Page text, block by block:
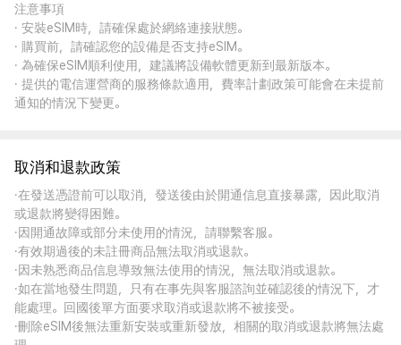
注意事項
· 安裝eSIM時，請確保處於網絡連接狀態。
· 購買前，請確認您的設備是否支持eSIM。
· 為確保eSIM順利使用，建議將設備軟體更新到最新版本。
· 提供的電信運營商的服務條款適用，費率計劃政策可能會在未提前
通知的情況下變更。
取消和退款政策
·在發送憑證前可以取消，發送後由於開通信息直接暴露，因此取消
或退款將變得困難。
·因開通故障或部分未使用的情況，請聯繫客服。
·有效期過後的未註冊商品無法取消或退款。
·因未熟悉商品信息導致無法使用的情況，無法取消或退款。
·如在當地發生問題，只有在事先與客服諮詢並確認後的情況下，才
能處理。回國後單方面要求取消或退款將不被接受。
·刪除eSIM後無法重新安裝或重新發放，相關的取消或退款將無法處